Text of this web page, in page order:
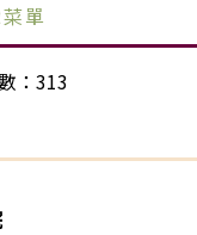
單
：313